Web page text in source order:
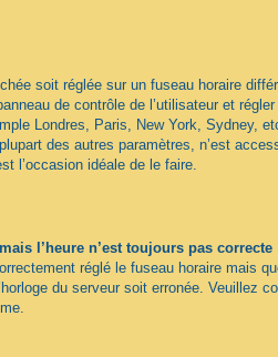
soit réglée sur un fuseau horaire
de contrôle de l’utilisateur et
Londres, Paris, New York, Sydney,
des autres paramètres, n’est
l’occasion idéale de le faire.
l’heure n’est toujours pas correcte
réglé le fuseau horaire mais
du serveur soit erronée. Veuillez